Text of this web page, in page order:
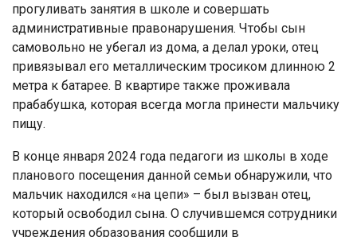
прогуливать занятия в школе и совершать
административные правонарушения. Чтобы сын
самовольно не убегал из дома, а делал уроки, отец
привязывал его металлическим тросиком длинною 2
метра к батарее. В квартире также проживала
прабабушка, которая всегда могла принести мальчику
пищу.
В конце января 2024 года педагоги из школы в ходе
планового посещения данной семьи обнаружили, что
мальчик находился «на цепи» – был вызван отец,
который освободил сына. О случившемся сотрудники
учреждения образования сообщили в